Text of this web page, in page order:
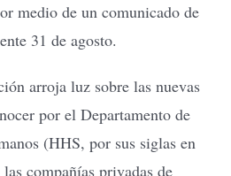
medio de un comunicado de
31 de agosto.
arroja luz sobre las nuevas
por el Departamento de
(HHS, por sus siglas en
compañías privadas de